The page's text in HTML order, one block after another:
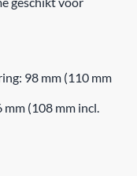
98 mm (110 mm
(108 mm incl.